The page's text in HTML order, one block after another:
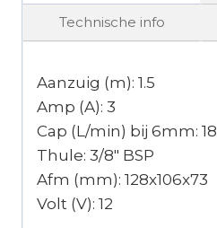
Technische info
Aanzuig (m): 1.5
Amp (A): 3
Cap (L/min) bij 6mm: 18
Thule: 3/8″ BSP
Afm (mm): 128x106x73
Volt (V): 12